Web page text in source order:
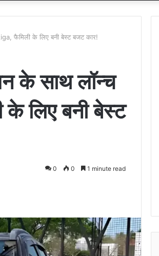
फैमिली के लिए बनी बेस्ट बजट कार!
के साथ लॉन्च
लिए बनी बेस्ट
0 0 1 minute read